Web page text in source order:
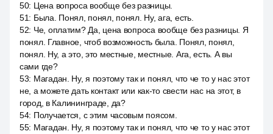
50: Цена вопроса вообще без разницы.
51: Была. Понял, понял, понял. Ну, ага, есть.
52: Че, оплатим? Да, цена вопроса вообще без разницы. Я
понял. Главное, чтоб возможность была. Понял, понял,
понял. Ну, а это, это местные, местные. Ага, есть. А вы
сами где?
53: Магадан. Ну, я поэтому так и понял, что че то у нас этот
не, а можете дать контакт или как-то свести нас на этот, в
город, в Калининграде, да?
54: Получается, с этим часовым поясом.
55: Магадан. Ну, я поэтому так и понял, что че то у нас этот